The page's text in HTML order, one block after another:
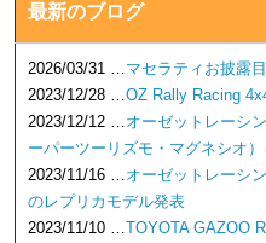
最新のブログ
2026/03/31 …マセラティお披露
2023/12/28 …OZ Rally Racing
2023/12/12 …オーゼットレーシ
ーパーツーリズモ・マグネシオ
2023/11/16 …オーゼットレーシ
のレプリカモデル発表
2023/11/10 …TOYOTA GAZOO